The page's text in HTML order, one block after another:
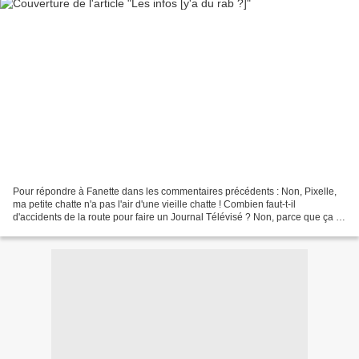
Pour répondre à Fanette dans les commentaires précédents : Non, Pixelle,
ma petite chatte n'a pas l'air d'une vieille chatte ! Combien faut-t-il
d'accidents de la route pour faire un Journal Télévisé ? Non, parce que ça va